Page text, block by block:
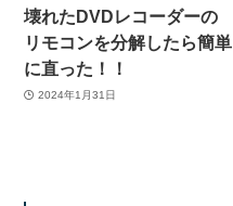
壊れたDVDレコーダーの
リモコンを分解したら簡単
に直った！！
2024年1月31日